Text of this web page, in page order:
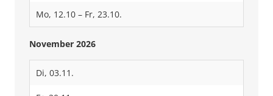
Mo, 12.10 – Fr, 23.10.
November 2026
Di, 03.11.